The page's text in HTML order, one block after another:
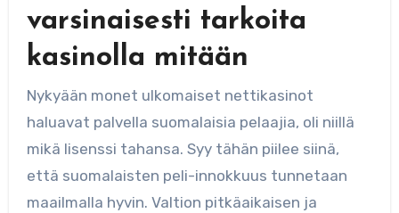
varsinaisesti tarkoita
kasinolla mitään
Nykyään monet ulkomaiset nettikasinot
haluavat palvella suomalaisia pelaajia, oli niillä
mikä lisenssi tahansa. Syy tähän piilee siinä,
että suomalaisten peli-innokkuus tunnetaan
maailmalla hyvin. Valtion pitkäaikaisen ja